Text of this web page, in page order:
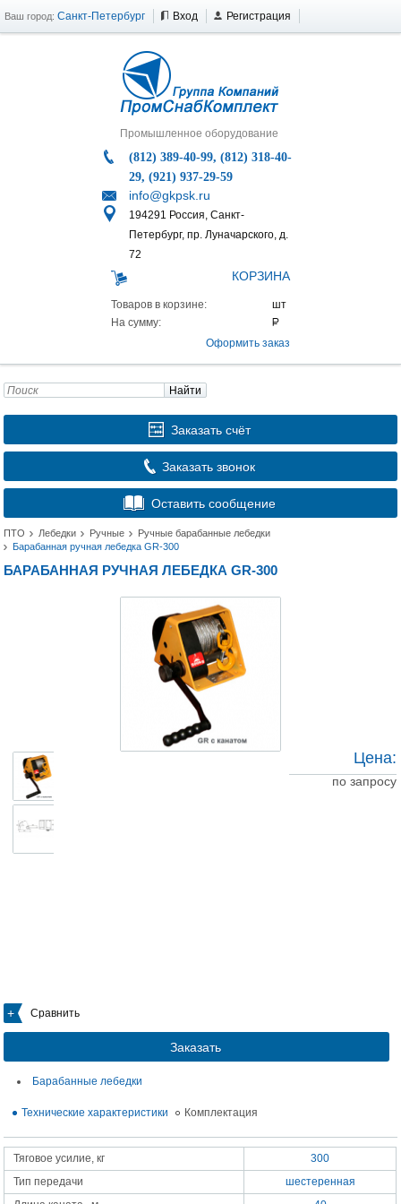
Ваш город: Санкт-Петербург Вход Регистрация
Промышленное оборудование
(812) 389-40-99, (812) 318-40-
29, (921) 937-29-59
info@gkpsk.ru
194291 Россия, Санкт-
Петербург, пр. Луначарского, д.
72
КОРЗИНА
Товаров в корзине:
На сумму:
Оформить заказ
Найти
Заказать счёт
Заказать звонок
Оставить сообщение
ПТО Лебедки Ручные
Ручные барабанные лебедки
Барабанная ручная лебедка GR-300
БАРАБАННАЯ РУЧНАЯ ЛЕБЕДКА GR-300
Сравнить
Заказать
Цена:
по запросу
Барабанные лебедки
Технические характеристики Комплектация
Тяговое усилие, кг
300
Тип передачи
шестеренная